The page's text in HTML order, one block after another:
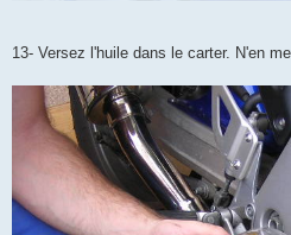
13- Versez l'huile dans le carter. N'en